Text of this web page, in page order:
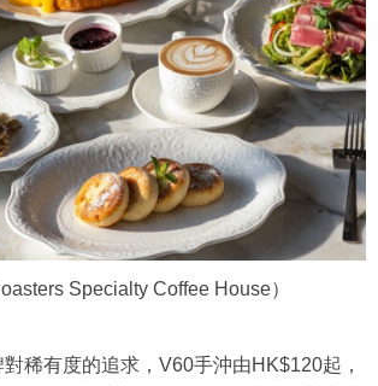
Specialty Coffee House）
稀有度的追求，V60手沖由HK$120起，